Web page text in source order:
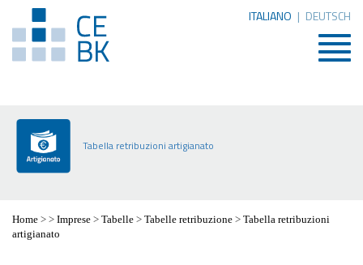
ITALIANO | DEUTSCH
Tabella retribuzioni artigianato
Home > > Imprese > Tabelle > Tabelle retribuzione > Tabella retribuzioni
artigianato